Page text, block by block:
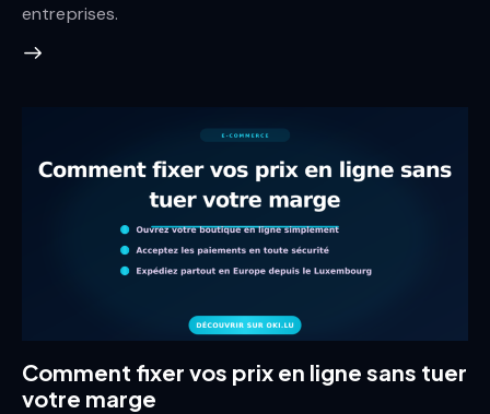
entreprises.
Comment fixer vos prix en ligne sans tuer
votre marge